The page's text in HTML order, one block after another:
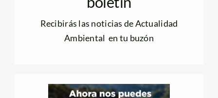
Recibirás las noticias de Actualidad
Ambiental en tu buzón